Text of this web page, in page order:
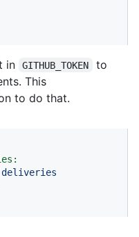
in GITHUB_TOKEN
to
This
to do that.
deliveries